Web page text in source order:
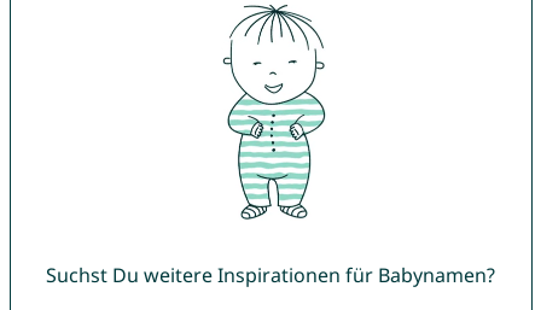
Suchst Du weitere Inspirationen für Babynamen?